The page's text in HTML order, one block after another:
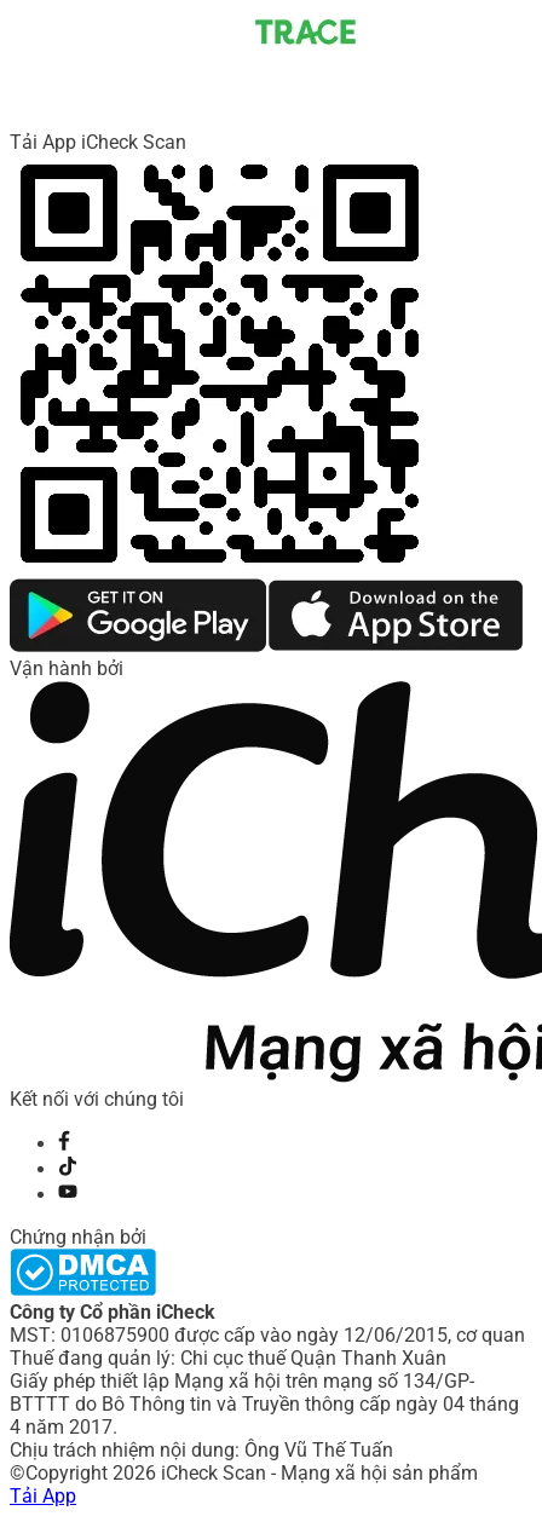
Tải App iCheck Scan
Vận hành bởi
Kết nối với chúng tôi
Chứng nhận bởi
Công ty Cổ phần iCheck
MST: 0106875900 được cấp vào ngày 12/06/2015, cơ quan
Thuế đang quản lý: Chi cục thuế Quận Thanh Xuân
Giấy phép thiết lập Mạng xã hội trên mạng số 134/GP-
BTTTT do Bô Thông tin và Truyền thông cấp ngày 04 tháng
4 năm 2017.
Chịu trách nhiệm nội dung: Ông Vũ Thế Tuấn
©Copyright 2026 iCheck Scan - Mạng xã hội sản phẩm
Tải App